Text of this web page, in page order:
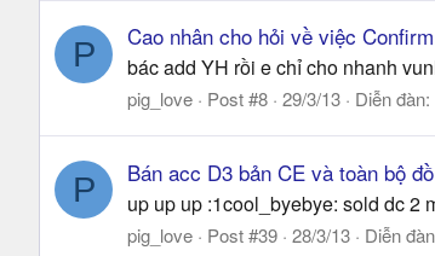
P Cao nhân cho hỏi về việc
bác add YH rồi e chỉ cho nhanh
pig_love Post #8 29/3/13 Diễn đàn:
P Bán acc D3 bản CE và toàn bộ
up up up :1cool_byebye: sold dc 2
pig_love Post #39 28/3/13 Diễn